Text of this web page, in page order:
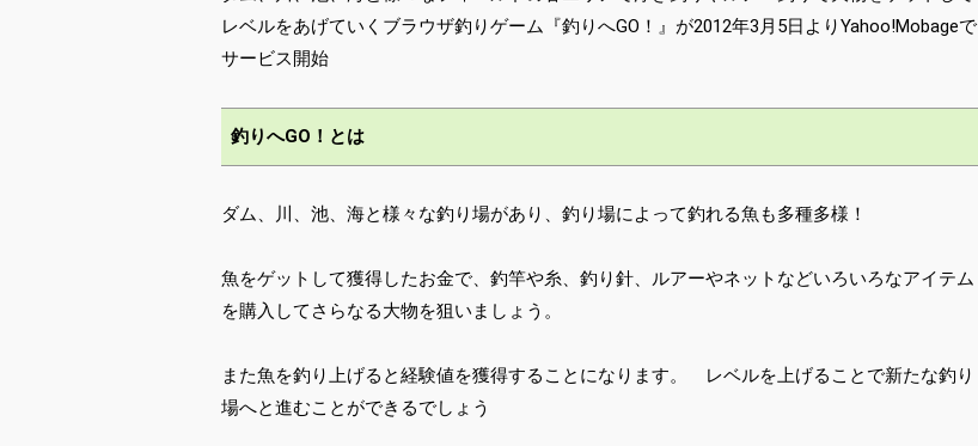
レベルをあげていくブラウザ釣りゲーム『釣りへGO！』が2012年3月5日よりYahoo!Mobageで
サービス開始
釣りへGO！とは
ダム、川、池、海と様々な釣り場があり、釣り場によって釣れる魚も多種多様！
魚をゲットして獲得したお金で、釣竿や糸、釣り針、ルアーやネットなどいろいろなアイテム
を購入してさらなる大物を狙いましょう。
また魚を釣り上げると経験値を獲得することになります。 レベルを上げることで新たな釣り
場へと進むことができるでしょう